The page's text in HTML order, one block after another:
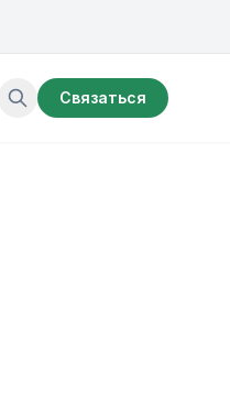
Связаться